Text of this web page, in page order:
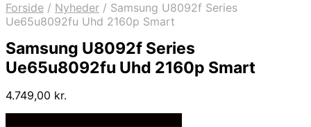
Forside / Nyheder / Samsung U8092f Series
Ue65u8092fu Uhd 2160p Smart
Samsung U8092f Series
Ue65u8092fu Uhd 2160p Smart
4.749,00 kr.